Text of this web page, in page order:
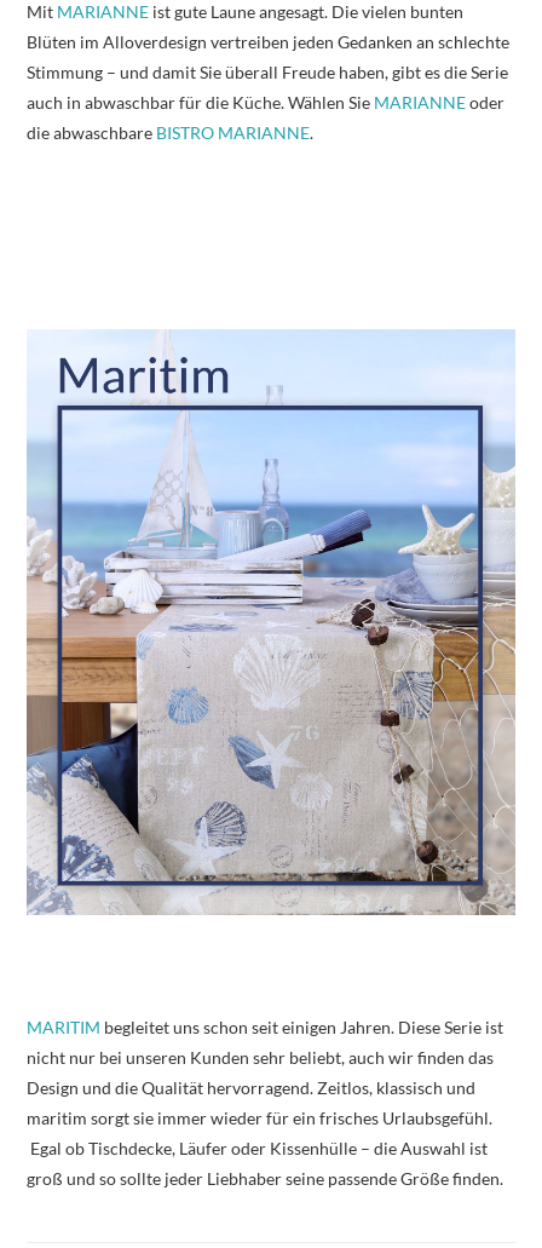
Mit MARIANNE ist gute Laune angesagt. Die vielen bunten
Blüten im Alloverdesign vertreiben jeden Gedanken an schlechte
Stimmung – und damit Sie überall Freude haben, gibt es die Serie
auch in abwaschbar für die Küche. Wählen Sie MARIANNEoder
die abwaschbare BISTRO MARIANNE.
MARITIM begleitet uns schon seit einigen Jahren. Diese Serie ist
nicht nur bei unseren Kunden sehr beliebt, auch wir finden das
Design und die Qualität hervorragend. Zeitlos, klassisch und
maritim sorgt sie immer wieder für ein frisches Urlaubsgefühl.
Egal ob Tischdecke, Läufer oder Kissenhülle – die Auswahl ist
groß und so sollte jeder Liebhaber seine passende Größe finden.